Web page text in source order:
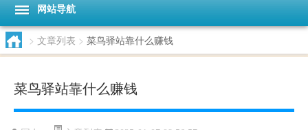
网站导航
> 文章列表 > 菜鸟驿站靠什么赚钱
菜鸟驿站靠什么赚钱